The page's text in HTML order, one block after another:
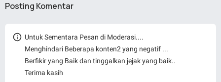
Posting Komentar
Untuk Sementara Pesan di Moderasi....
Menghindari Beberapa konten2 yang negatif ...
Berfikir yang Baik dan tinggalkan jejak yang baik..
Terima kasih